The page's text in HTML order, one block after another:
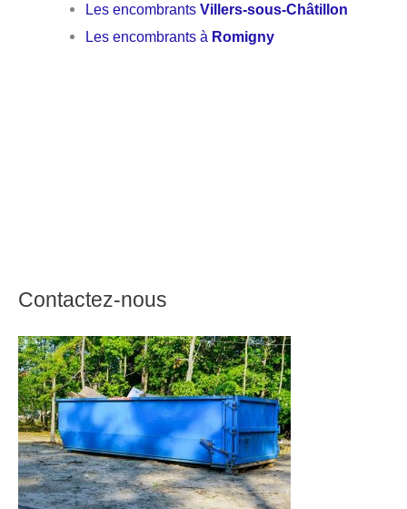
Les encombrantsVillers-sous-Châtillon
Les encombrants à Romigny
Contactez-nous